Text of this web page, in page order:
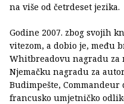
na više od četrdeset jezika.
Godine 2007. zbog svojih
vitezom, a dobio je, među
Whitbreadovu nagradu za
Njemačku nagradu za
Budimpešte, Commandeur
francusko umjetničko